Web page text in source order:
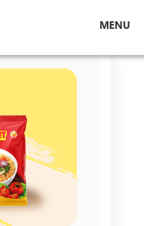
MENU